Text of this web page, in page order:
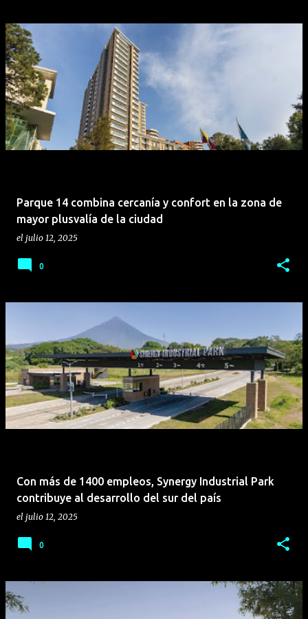
Parque 14 combina cercanía y confort en la zona de
mayor plusvalía de la ciudad
el julio 12, 2025
0
Con más de 1400 empleos, Synergy Industrial Park
contribuye al desarrollo del sur del país
el julio 12, 2025
0